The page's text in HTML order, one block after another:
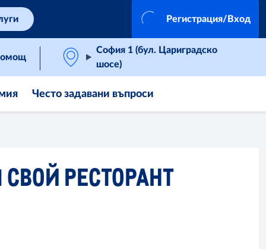
Регистрация/Вход
София 1 (бул. Цариградско
шосе)
Често задавани въпроси
РЕСТОРАНТ